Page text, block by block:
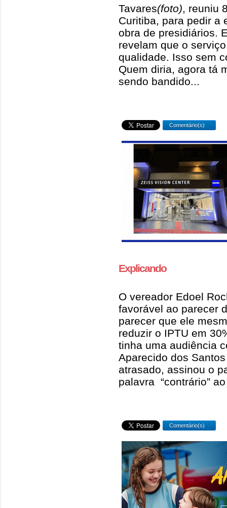
Tavares(foto), reuniu
Curitiba, para pedir a
obra de presidiários.
revelam que o
qualidade. Isso sem
Quem diria, agora tá
sendo bandido...
Comentário(s)
Explicando
O vereador Edoel
favorável ao parecer
parecer que ele
reduzir o IPTU em
tinha uma audiência
Aparecido dos
atrasado, assinou o
palavra “contrário”
Comentário(s)